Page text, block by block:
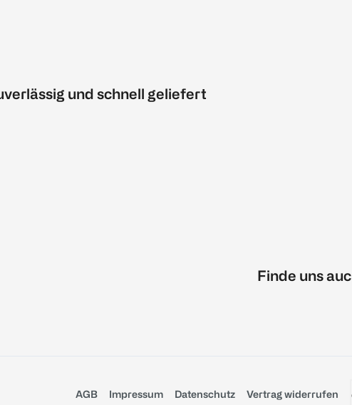
und schnell geliefert
Finde uns
AGB Impressum Datenschutz Vertrag widerrufen